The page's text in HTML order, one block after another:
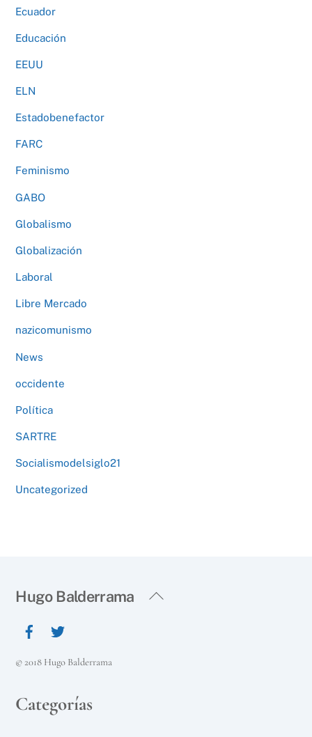
Ecuador
Educación
EEUU
ELN
Estadobenefactor
FARC
Feminismo
GABO
Globalismo
Globalización
Laboral
Libre Mercado
nazicomunismo
News
occidente
Política
SARTRE
Socialismodelsiglo21
Uncategorized
Back
Hugo Balderrama
© 2018 Hugo Balderrama
Categorías